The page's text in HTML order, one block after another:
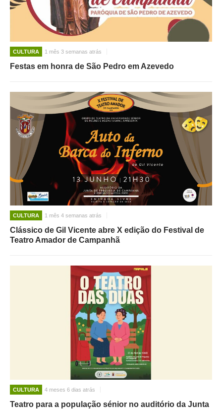
CULTURA 1 mês 3 semanas atrás
Festas em honra de São Pedro em Azevedo
CULTURA 1 mês 4 semanas atrás
Clássico de Gil Vicente abre X edição do Festival de
Teatro Amador de Campanhã
CULTURA 4 meses 6 dias atrás
Teatro para a população sénior no auditório da Junta